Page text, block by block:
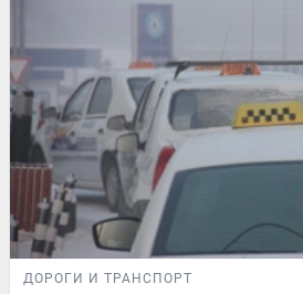
ДОРОГИ И ТРАНСПОРТ